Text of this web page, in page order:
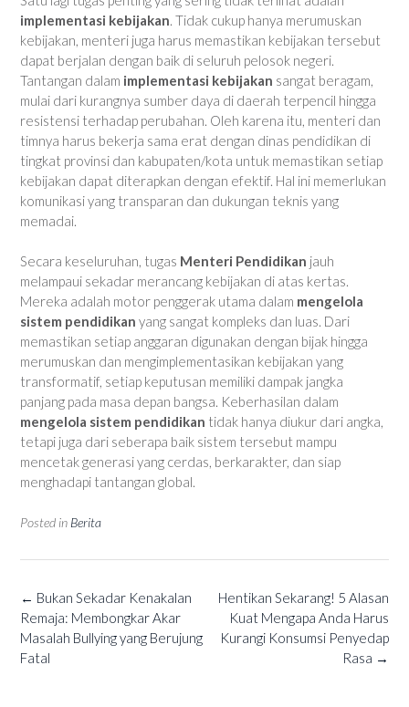
implementasi kebijakan. Tidak cukup hanya merumuskan
kebijakan, menteri juga harus memastikan kebijakan tersebut
dapat berjalan dengan baik di seluruh pelosok negeri.
Tantangan dalam implementasi kebijakan sangat beragam,
mulai dari kurangnya sumber daya di daerah terpencil hingga
resistensi terhadap perubahan. Oleh karena itu, menteri dan
timnya harus bekerja sama erat dengan dinas pendidikan di
tingkat provinsi dan kabupaten/kota untuk memastikan setiap
kebijakan dapat diterapkan dengan efektif. Hal ini memerlukan
komunikasi yang transparan dan dukungan teknis yang
memadai.
Secara keseluruhan, tugas Menteri Pendidikan jauh
melampaui sekadar merancang kebijakan di atas kertas.
Mereka adalah motor penggerak utama dalam mengelola
sistem pendidikan yang sangat kompleks dan luas. Dari
memastikan setiap anggaran digunakan dengan bijak hingga
merumuskan dan mengimplementasikan kebijakan yang
transformatif, setiap keputusan memiliki dampak jangka
panjang pada masa depan bangsa. Keberhasilan dalam
mengelola sistem pendidikan tidak hanya diukur dari angka,
tetapi juga dari seberapa baik sistem tersebut mampu
mencetak generasi yang cerdas, berkarakter, dan siap
menghadapi tantangan global.
Posted in Berita
Post
navigation
Hentikan Sekarang! 5 Alasan
Kuat Mengapa Anda Harus
Kurangi Konsumsi Penyedap
Rasa →
← Bukan Sekadar Kenakalan
Remaja: Membongkar Akar
Masalah Bullying yang Berujung
Fatal